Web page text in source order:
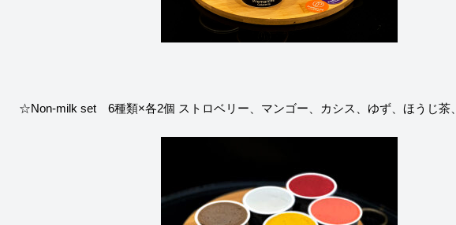
☆Non-milk set 6種類×各2個 ストロベリー、マンゴー、カシス、ゆず、ほうじ茶